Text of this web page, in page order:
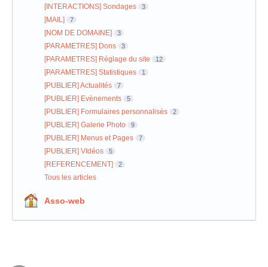
[INTERACTIONS] Sondages 3
[MAIL] 7
[NOM DE DOMAINE] 3
[PARAMETRES] Dons 3
[PARAMETRES] Réglage du site 12
[PARAMETRES] Statistiques 1
[PUBLIER] Actualités 7
[PUBLIER] Evènements 5
[PUBLIER] Formulaires personnalisés 2
[PUBLIER] Galerie Photo 9
[PUBLIER] Menus et Pages 7
[PUBLIER] VIdéos 5
[REFERENCEMENT] 2
Tous les articles
Asso-web